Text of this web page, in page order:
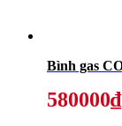
580000₫